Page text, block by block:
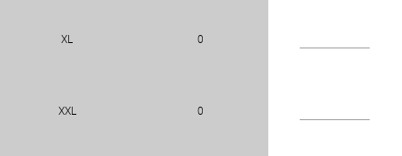
XL 0
XXL 0